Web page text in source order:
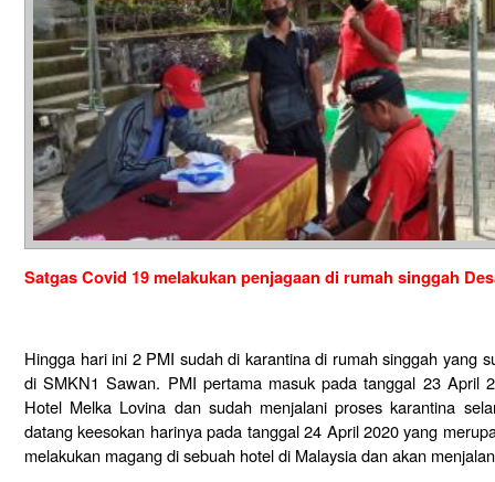
Satgas Covid 19 melakukan penjagaan di rumah singgah
Hingga hari ini 2 PMI sudah di karantina di rumah singgah yang
di SMKN1 Sawan. PMI pertama masuk pada tanggal 23 April
Hotel Melka Lovina dan sudah menjalani proses karantina
datang keesokan harinya pada tanggal 24 April 2020 yang
melakukan magang di sebuah hotel di Malaysia dan akan